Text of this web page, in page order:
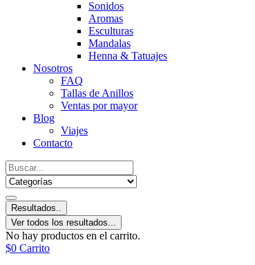
Sonidos
Aromas
Esculturas
Mandalas
Henna & Tatuajes
Nosotros
FAQ
Tallas de Anillos
Ventas por mayor
Blog
Viajes
Contacto
Resultados..
Ver todos los resultados...
No hay productos en el carrito.
$0 Carrito